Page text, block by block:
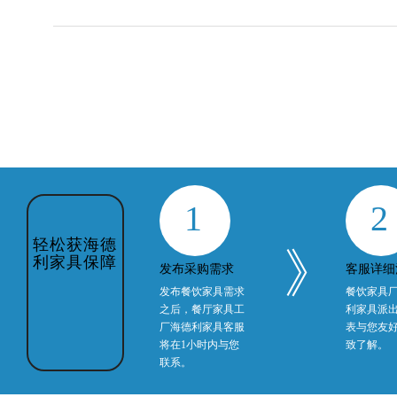
1
发布采购需求
发布餐饮家具需求
之后，餐厅家具工
厂海德利家具客服
将在1小时内与您
联系。
》
2
客服详
餐饮家具
利家具派
表与您友
致了解。